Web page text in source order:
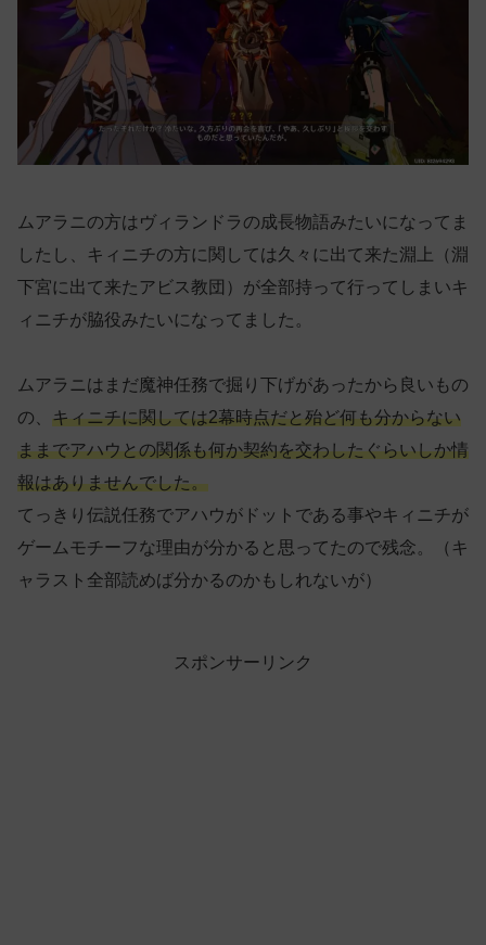
ムアラニの方はヴィランドラの成長物語みたいになってま
したし、キィニチの方に関しては久々に出て来た淵上（淵
下宮に出て来たアビス教団）が全部持って行ってしまいキ
ィニチが脇役みたいになってました。
ムアラニはまだ魔神任務で掘り下げがあったから良いもの
の、 キィニチに関しては2幕時点だと殆ど何も分からない
ままでアハウとの関係も何か契約を交わしたぐらいしか情
報はありませんでした。
てっきり伝説任務でアハウがドットである事やキィニチが
ゲームモチーフな理由が分かると思ってたので残念。（キ
ャラスト全部読めば分かるのかもしれないが）
スポンサーリンク